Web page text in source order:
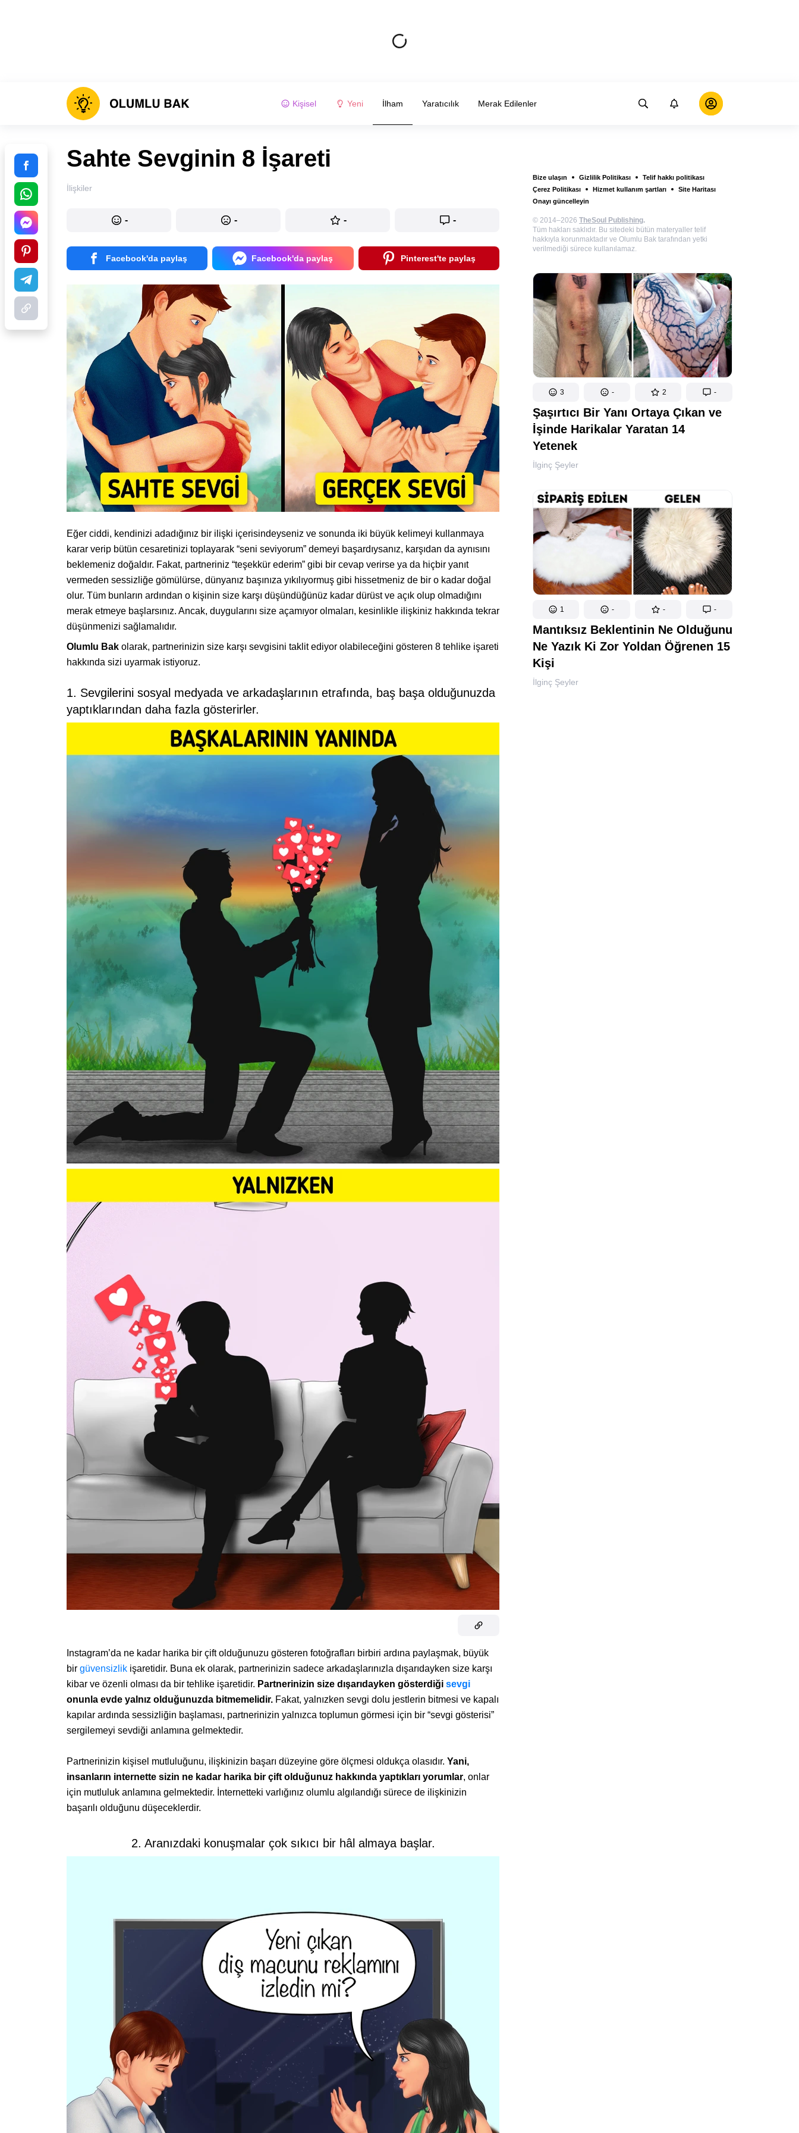
Kişisel Yeni İlham Yaratıcılık Merak Edilenler
Bize ulaşın Gizlilik Politikası
Telif hakkı politikası
Çerez Politikası
Hizmet kullanım şartları
Site Haritası
Onayı güncelleyin
© 2014–2026 TheSoul Publishing.
Tüm hakları saklıdır. Bu sitedeki bütün materyaller telif
hakkıyla korunmaktadır ve Olumlu Bak tarafından yetki
verilmediği sürece kullanılamaz.
3 - 2 -
Şaşırtıcı Bir Yanı Ortaya Çıkan ve
İşinde Harikalar Yaratan 14
Yetenek
İlginç Şeyler
1 - - -
Mantıksız Beklentinin Ne Olduğunu
Ne Yazık Ki Zor Yoldan Öğrenen 15
Kişi
İlginç Şeyler
Sahte Sevginin 8 İşareti
İlişkiler
- - - -
Facebook'da paylaş Facebook'da paylaş Pinterest'te paylaş
Eğer ciddi, kendinizi adadığınız bir ilişki içerisindeyseniz ve sonunda iki büyük kelimeyi kullanmaya
karar verip bütün cesaretinizi toplayarak “seni seviyorum” demeyi başardıysanız, karşıdan da aynısını
beklemeniz doğaldır. Fakat, partneriniz “teşekkür ederim” gibi bir cevap verirse ya da hiçbir yanıt
vermeden sessizliğe gömülürse, dünyanız başınıza yıkılıyormuş gibi hissetmeniz de bir o kadar doğal
olur. Tüm bunların ardından o kişinin size karşı düşündüğünüz kadar dürüst ve açık olup olmadığını
merak etmeye başlarsınız. Ancak, duygularını size açamıyor olmaları, kesinlikle ilişkiniz hakkında tekrar
düşünmenizi sağlamalıdır.
Olumlu Bak olarak, partnerinizin size karşı sevgisini taklit ediyor olabileceğini gösteren 8 tehlike işareti
hakkında sizi uyarmak istiyoruz.
1. Sevgilerini sosyal medyada ve arkadaşlarının etrafında, baş başa olduğunuzda
yaptıklarından daha fazla gösterirler.
Instagram’da ne kadar harika bir çift olduğunuzu gösteren fotoğrafları birbiri ardına paylaşmak, büyük
bir güvensizlik işaretidir. Buna ek olarak, partnerinizin sadece arkadaşlarınızla dışarıdayken size karşı
kibar ve özenli olması da bir tehlike işaretidir. Partnerinizin size dışarıdayken gösterdiği sevgi
onunla evde yalnız olduğunuzda bitmemelidir. Fakat, yalnızken sevgi dolu jestlerin bitmesi ve kapalı
kapılar ardında sessizliğin başlaması, partnerinizin yalnızca toplumun görmesi için bir “sevgi gösterisi”
sergilemeyi sevdiği anlamına gelmektedir.
Partnerinizin kişisel mutluluğunu, ilişkinizin başarı düzeyine göre ölçmesi oldukça olasıdır. Yani,
insanların internette sizin ne kadar harika bir çift olduğunuz hakkında yaptıkları yorumlar, onlar
için mutluluk anlamına gelmektedir. İnternetteki varlığınız olumlu algılandığı sürece de ilişkinizin
başarılı olduğunu düşeceklerdir.
2. Aranızdaki konuşmalar çok sıkıcı bir hâl almaya başlar.